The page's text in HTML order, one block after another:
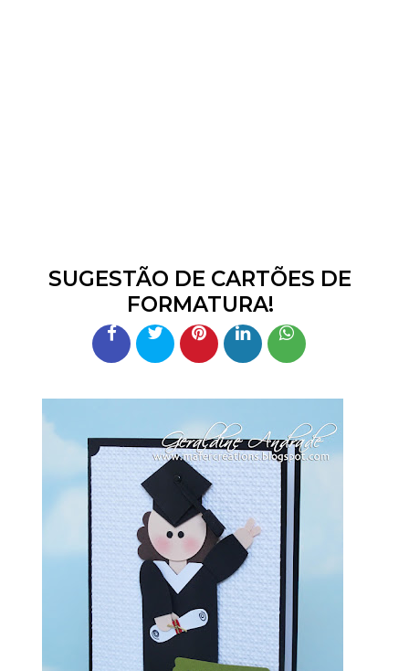
SUGESTÃO DE CARTÕES DE
FORMATURA!